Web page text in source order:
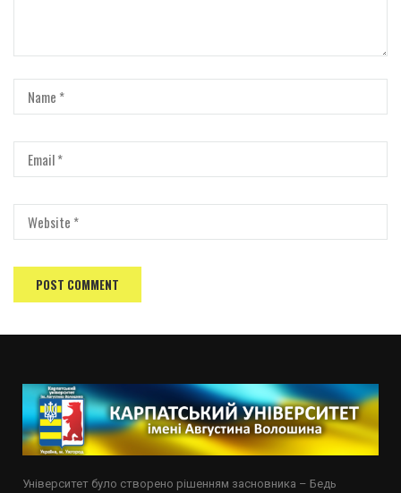
Університет було створено рішенням засновника – Бедь